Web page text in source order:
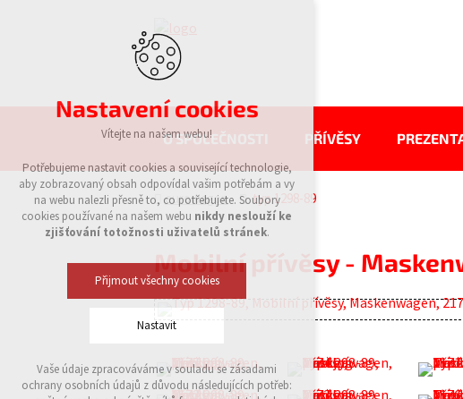
O SPOLEČNOSTI PŘÍVĚSY
eurowagon typ 1298-89
Mobilní přívěsy -
Nastavení cookies
Vítejte na našem webu!
Potřebujeme nastavit cookies a související technologie,
aby zobrazovaný obsah odpovídal vašim potřebám a vy
na webu nalezli přesně to, co potřebujete. Soubory
cookies používané na našem webu nikdy neslouží ke
zjišťování totožnosti uživatelů stránek.
Přijmout všechny cookies
Nastavit
Technická cookies
nutná pro provozování webu
Vaše údaje zpracováváme v souladu se zásadami
ochrany osobních údajů z důvodu následujících potřeb: